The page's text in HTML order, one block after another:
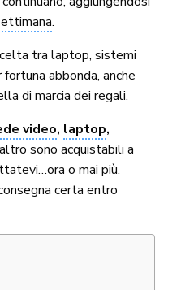
.
tra laptop, sistemi
abbonda, anche
di marcia dei regali.
video, laptop,
sono acquistabili a
o mai più.
certa entro